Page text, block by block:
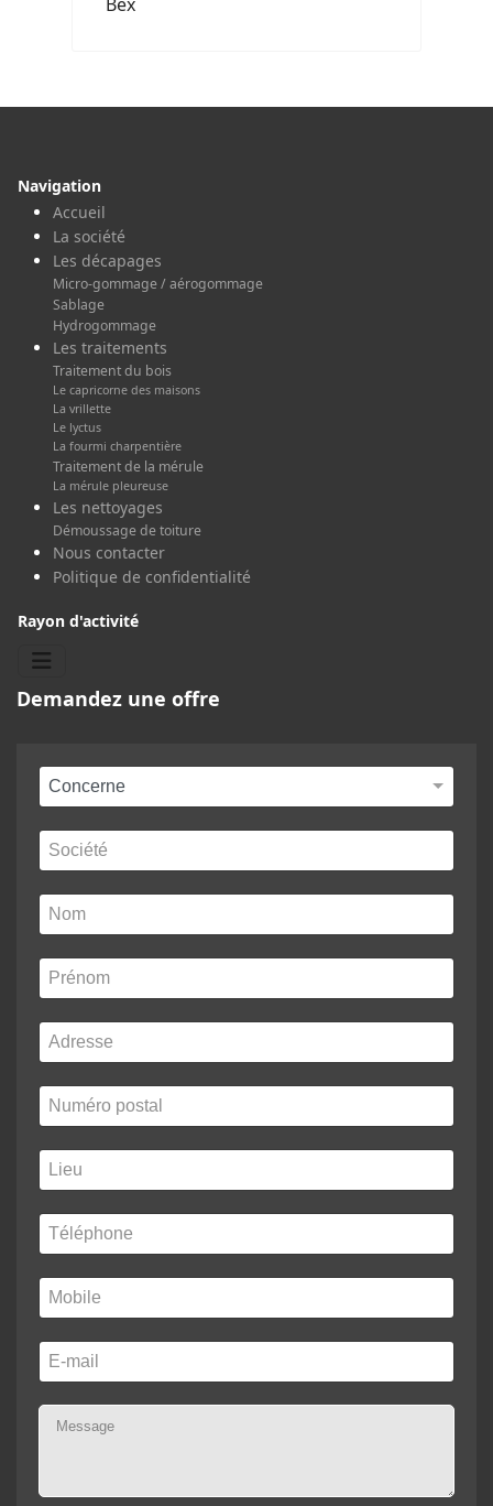
Navigation
Accueil
La société
Les décapages
Micro-gommage / aérogommage
Sablage
Hydrogommage
Les traitements
Traitement du bois
Le capricorne des maisons
La vrillette
Le lyctus
La fourmi charpentière
Traitement de la mérule
La mérule pleureuse
Les nettoyages
Démoussage de toiture
Nous contacter
Politique de confidentialité
Rayon d'activité
Demandez une offre